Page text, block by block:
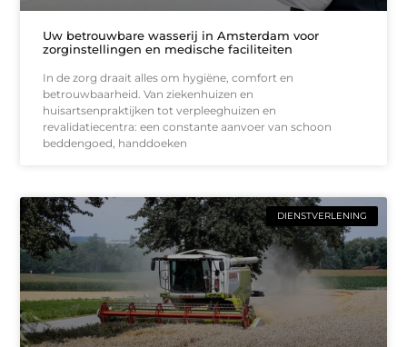
Uw betrouwbare wasserij in Amsterdam voor
zorginstellingen en medische faciliteiten
In de zorg draait alles om hygiëne, comfort en
betrouwbaarheid. Van ziekenhuizen en
huisartsenpraktijken tot verpleeghuizen en
revalidatiecentra: een constante aanvoer van schoon
beddengoed, handdoeken
DIENSTVERLENING